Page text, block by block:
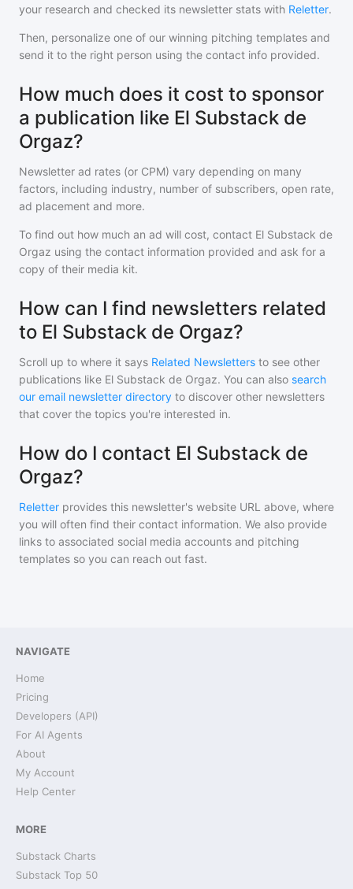
your research and checked its newsletter stats with Reletter.
Then, personalize one of our winning pitching templates and
send it to the right person using the contact info provided.
How much does it cost to sponsor
a publication like El Substack de
Orgaz?
Newsletter ad rates (or CPM) vary depending on many
factors, including industry, number of subscribers, open rate,
ad placement and more.
To find out how much an ad will cost, contact El Substack de
Orgaz using the contact information provided and ask for a
copy of their media kit.
How can I find newsletters related
to El Substack de Orgaz?
Scroll up to where it says Related Newsletters to see other
publications like El Substack de Orgaz. You can also search
our email newsletter directory to discover other newsletters
that cover the topics you're interested in.
How do I contact El Substack de
Orgaz?
Reletter provides this newsletter's website URL above, where
you will often find their contact information. We also provide
links to associated social media accounts and pitching
templates so you can reach out fast.
NAVIGATE
Home
Pricing
Developers (API)
For AI Agents
About
My Account
Help Center
MORE
Substack Charts
Substack Top 50